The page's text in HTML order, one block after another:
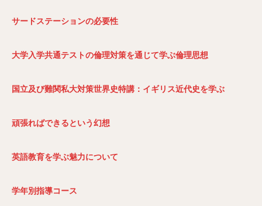
サードステーションの必要性
大学入学共通テストの倫理対策を通じて学ぶ倫理思想
国立及び難関私大対策世界史特講：イギリス近代史を学ぶ
頑張ればできるという幻想
英語教育を学ぶ魅力について
学年別指導コース